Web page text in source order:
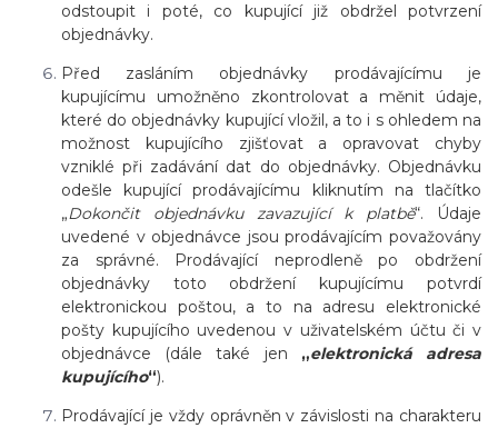
odstoupit i poté, co kupující již obdržel potvrzení
objednávky.
Před zasláním objednávky prodávajícímu je
kupujícímu umožněno zkontrolovat a měnit údaje,
které do objednávky kupující vložil, a to i s ohledem na
možnost kupujícího zjišťovat a opravovat chyby
vzniklé při zadávání dat do objednávky. Objednávku
odešle kupující prodávajícímu kliknutím na tlačítko
„Dokončit objednávku zavazující k platbě“. Údaje
uvedené v objednávce jsou prodávajícím považovány
za správné. Prodávající neprodleně po obdržení
objednávky toto obdržení kupujícímu potvrdí
elektronickou poštou, a to na adresu elektronické
pošty kupujícího uvedenou v uživatelském účtu či v
objednávce (dále také jen „elektronická adresa
kupujícího“).
Prodávající je vždy oprávněn v závislosti na charakteru